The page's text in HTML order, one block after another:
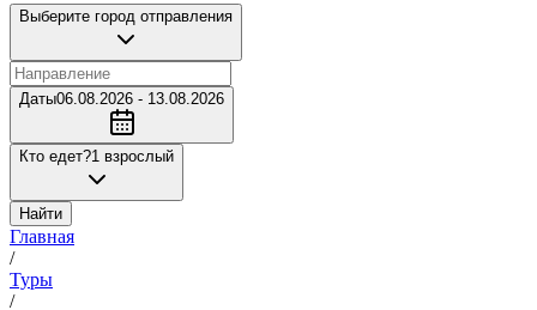
Выберите город отправления
Даты06.08.2026 - 13.08.2026
Кто едет?1 взрослый
Найти
Главная
/
Туры
/